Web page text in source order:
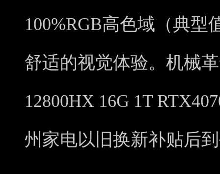
100%RGB高色域（典
舒适的视觉体验。机械
12800HX 16G 1T
州家电以旧换新补贴后